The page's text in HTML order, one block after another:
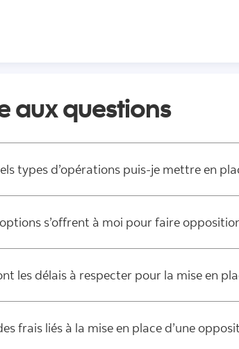
aux questions
types d’opérations puis-je mettre en
s’offrent à moi pour faire
les délais à respecter pour la mise en
frais liés à la mise en place d’une